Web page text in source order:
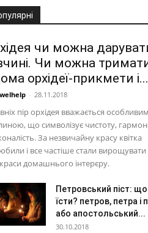
чи можна
Чи можна
орхідеї-прикмети і...
- 28.11.2018
пір орхідея вважається особливим
що символізує чистоту,
За незвичайну красу квітка
і все частіше стали вирощувати
домашнього інтерєру.
Петровський піст:
їсти? петров, петра і
або апостольський...
30.10.2018